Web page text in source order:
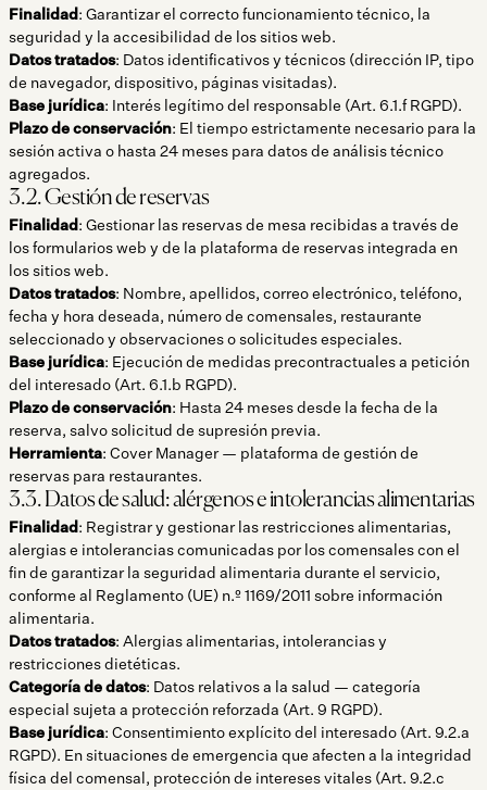
Finalidad: Garantizar el correcto funcionamiento técnico, la
seguridad y la accesibilidad de los sitios web.
Datos tratados: Datos identificativos y técnicos (dirección IP, tipo
de navegador, dispositivo, páginas visitadas).
Base jurídica: Interés legítimo del responsable (Art. 6.1.f RGPD).
Plazo de conservación: El tiempo estrictamente necesario para la
sesión activa o hasta 24 meses para datos de análisis técnico
agregados.
3.2. Gestión de reservas
Finalidad: Gestionar las reservas de mesa recibidas a través de
los formularios web y de la plataforma de reservas integrada en
los sitios web.
Datos tratados: Nombre, apellidos, correo electrónico, teléfono,
fecha y hora deseada, número de comensales, restaurante
seleccionado y observaciones o solicitudes especiales.
Base jurídica: Ejecución de medidas precontractuales a petición
del interesado (Art. 6.1.b RGPD).
Plazo de conservación: Hasta 24 meses desde la fecha de la
reserva, salvo solicitud de supresión previa.
Herramienta: Cover Manager — plataforma de gestión de
reservas para restaurantes.
3.3. Datos de salud: alérgenos e intolerancias alimentarias
Finalidad: Registrar y gestionar las restricciones alimentarias,
alergias e intolerancias comunicadas por los comensales con el
fin de garantizar la seguridad alimentaria durante el servicio,
conforme al Reglamento (UE) n.º 1169/2011 sobre información
alimentaria.
Datos tratados: Alergias alimentarias, intolerancias y
restricciones dietéticas.
Categoría de datos: Datos relativos a la salud — categoría
especial sujeta a protección reforzada (Art. 9 RGPD).
Base jurídica: Consentimiento explícito del interesado (Art. 9.2.a
RGPD). En situaciones de emergencia que afecten a la integridad
física del comensal, protección de intereses vitales (Art. 9.2.c